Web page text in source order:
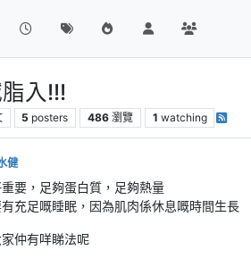
入!!!
5 posters 486 瀏覽 1 watching
健
要，足夠蛋白質，足夠熱量
充足嘅睡眠，因為肌肉係休息嘅時間生長
仲有咩睇法呢